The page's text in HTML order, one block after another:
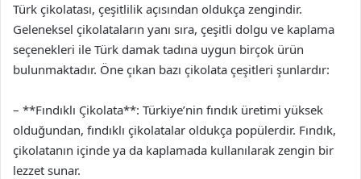
Türk çikolatası, çeşitlilik açısından oldukça zengindir.
Geleneksel çikolataların yanı sıra, çeşitli dolgu ve kaplama
seçenekleri ile Türk damak tadına uygun birçok ürün
bulunmaktadır. Öne çıkan bazı çikolata çeşitleri şunlardır:
– **Fındıklı Çikolata**: Türkiye’nin fındık üretimi yüksek
olduğundan, fındıklı çikolatalar oldukça popülerdir. Fındık,
çikolatanın içinde ya da kaplamada kullanılarak zengin bir
lezzet sunar.